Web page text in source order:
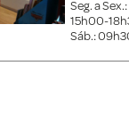
Seg. a
15h00-
Sáb.: